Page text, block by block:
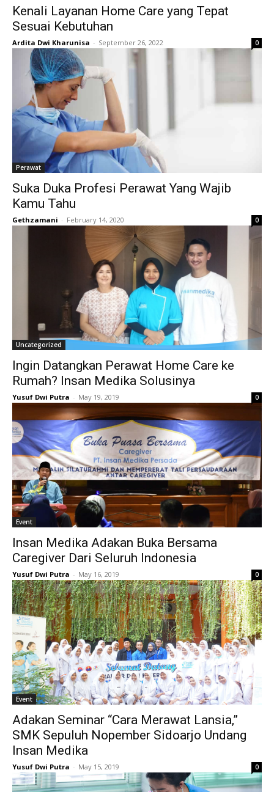
Kenali Layanan Home Care yang Tepat
Sesuai Kebutuhan
Ardita Dwi Kharunisa - September 26, 2022 0
Perawat
Suka Duka Profesi Perawat Yang Wajib
Kamu Tahu
Gethzamani - February 14, 2020 0
Uncategorized
Ingin Datangkan Perawat Home Care ke
Rumah? Insan Medika Solusinya
Yusuf Dwi Putra - May 19, 2019 0
Event
Insan Medika Adakan Buka Bersama
Caregiver Dari Seluruh Indonesia
Yusuf Dwi Putra - May 16, 2019 0
Event
Adakan Seminar “Cara Merawat Lansia,”
SMK Sepuluh Nopember Sidoarjo Undang
Insan Medika
Yusuf Dwi Putra - May 15, 2019 0